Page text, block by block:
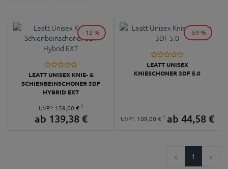
LEATT UNISEX KNIE- &
SCHIENBEINSCHONER 3DF
HYBRID EXT
UVP¹: 159, 00 € 1
ab 139,38 €
-12 %
LEATT UNISEX
KNIESCHONER 3DF 5.0
UVP¹: 109, 00 € 1 ab 44,58 €
-59 %
1